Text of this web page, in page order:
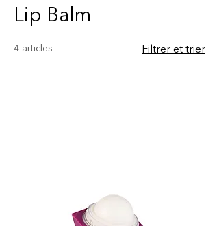
Lip Balm
4 articles Filtrer et trier